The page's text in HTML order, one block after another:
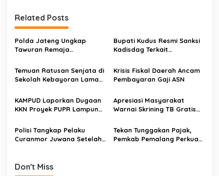
Related Posts
Polda Jateng Ungkap
Tawuran Remaja
Tersangka
Bupati Kudus Resmi Sanksi
Kadisdag Terkait
Temuan Ratusan Senjata di
Sekolah Kebayoran Lama
Krisis Fiskal Daerah Ancam
Pembayaran Gaji ASN
KAMPUD Laporkan Dugaan
KKN Proyek PUPR Lampung
Apresiasi Masyarakat
Warnai Skrining TB Gratis
Polisi Tangkap Pelaku
Curanmor Juwana Setelah
Tekan Tunggakan Pajak,
Pemkab Pemalang Perkuat
Don't Miss